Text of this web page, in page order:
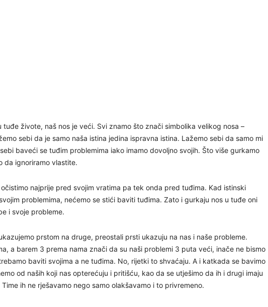
tuđe živote, naš nos je veći. Svi znamo što znači simbolika velikog nosa –
sebi da je samo naša istina jedina ispravna istina. Lažemo sebi da samo mi
baveći se tuđim problemima iako imamo dovoljno svojih. Što više gurkamo
da ignoriramo vlastite.
najprije pred svojim vratima pa tek onda pred tuđima. Kad istinski
problemima, nećemo se stići baviti tuđima. Zato i gurkaju nos u tuđe oni
i svoje probleme.
prstom na druge, preostali prsti ukazuju na nas i naše probleme.
a barem 3 prema nama znači da su naši problemi 3 puta veći, inače ne bismo
baviti svojima a ne tuđima. No, rijetki to shvaćaju. A i katkada se bavimo
od naših koji nas opterećuju i pritišću, kao da se utješimo da ih i drugi imaju
ih ne rješavamo nego samo olakšavamo i to privremeno.